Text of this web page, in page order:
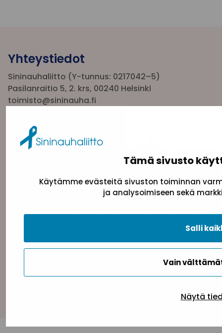
Tämä sivusto
Käytämme evästeitä sivuston toiminnan
ja analysoimiseen sekä
Vain
Salli
Näytä
Yhteystiedot
Sininauhaliitto (Y-tunnus: 0217042–5)
Pasilanraitio 5, 2. krs, 00240 Helsinki
toimisto@sininauha.fi
Tietosuojaseloste